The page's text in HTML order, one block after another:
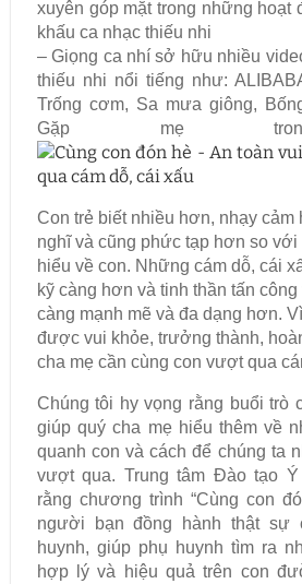
xuyên góp mặt trong những hoạt
khấu ca nhạc thiếu nhi
– Giọng ca nhí sở hữu nhiều
thiếu nhi nổi tiếng như:
Trống cơm, Sa mưa giông,
Gặp mẹ
Con trẻ biết nhiều hơn, nhạy cảm
nghĩ và cũng phức tạp hơn so
hiểu về con. Những cám dỗ, cái
kỹ càng hơn và tinh thần tấn
càng mạnh mẽ và đa dạng hơn.
được vui khỏe, trưởng thành,
cha mẹ cần cùng con vượt qua
Chúng tôi hy vọng rằng buổi trò
giúp quý cha mẹ hiểu thêm về
quanh con và cách để chúng ta
vượt qua. Trung tâm Đào tạo
rằng chương trình “Cùng con
người bạn đồng hành thật sự
huynh, giúp phụ huynh tìm ra
hợp lý và hiệu quả trên con